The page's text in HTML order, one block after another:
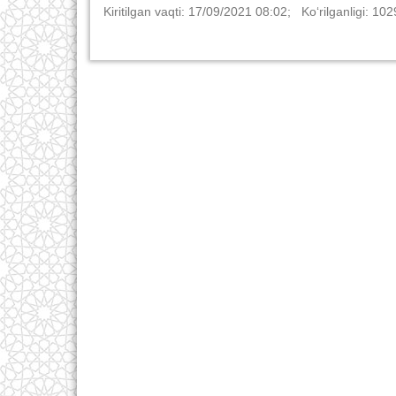
Kiritilgan vaqti: 17/09/2021 08:02; Ko‘rilganligi: